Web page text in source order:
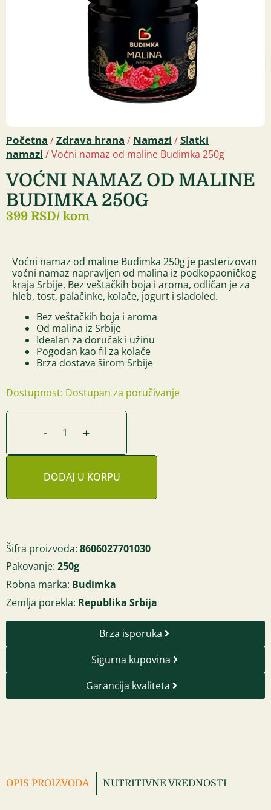
Početna /Zdrava hrana / Namazi /Slatki
namazi / Voćni namaz od maline Budimka 250g
VOĆNI NAMAZ OD MALINE
BUDIMKA 250G
399 RSD/ kom
Voćni namaz od maline Budimka 250g je pasterizovan
voćni namaz napravljen od malina iz podkopaoničkog
kraja Srbije. Bez veštačkih boja i aroma, odličan je za
hleb, tost, palačinke, kolače, jogurt i sladoled.
Bez veštačkih boja i aroma
Od malina iz Srbije
Idealan za doručak i užinu
Pogodan kao fil za kolače
Brza dostava širom Srbije
Dostupnost: Dostupan za poručivanje
- +
DODAJ U KORPU
Šifra proizvoda: 8606027701030
Pakovanje: 250g
Robna marka: Budimka
Zemlja porekla: Republika Srbija
Brza isporuka
Sigurna kupovina
Garancija kvaliteta
OPIS PROIZVODA NUTRITIVNE VREDNOSTI